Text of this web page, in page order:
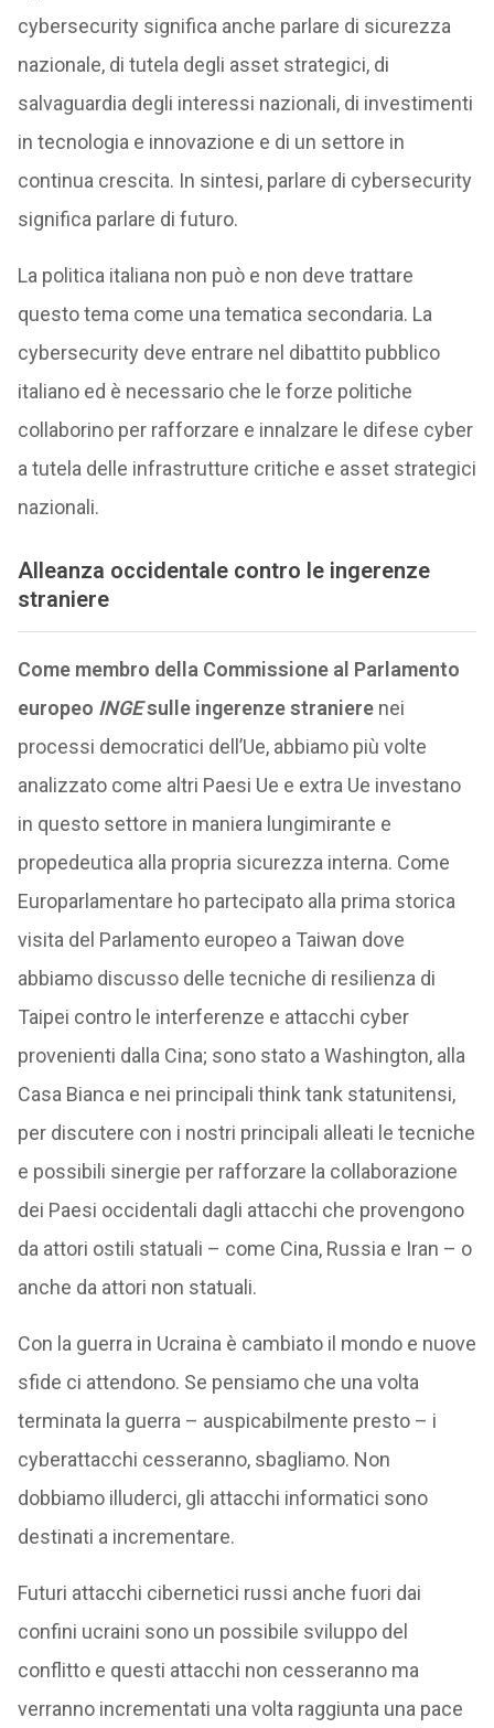
cybersecurity significa anche parlare di sicurezza
nazionale, di tutela degli asset strategici, di
salvaguardia degli interessi nazionali, di investimenti
in tecnologia e innovazione e di un settore in
continua crescita. In sintesi, parlare di cybersecurity
significa parlare di futuro.
La politica italiana non può e non deve trattare
questo tema come una tematica secondaria. La
cybersecurity deve entrare nel dibattito pubblico
italiano ed è necessario che le forze politiche
collaborino per rafforzare e innalzare le difese cyber
a tutela delle infrastrutture critiche e asset strategici
nazionali.
Alleanza occidentale contro le ingerenze
straniere
Come membro della Commissione al Parlamento
europeo INGEsulle ingerenze stranierenei
processi democratici dell’Ue, abbiamo più volte
analizzato come altri Paesi Ue e extra Ue investano
in questo settore in maniera lungimirante e
propedeutica alla propria sicurezza interna. Come
Europarlamentare ho partecipato alla prima storica
visita del Parlamento europeo a Taiwan dove
abbiamo discusso delle tecniche di resilienza di
Taipei contro le interferenze e attacchi cyber
provenienti dalla Cina; sono stato a Washington, alla
Casa Bianca e nei principali think tank statunitensi,
per discutere con i nostri principali alleati le tecniche
e possibili sinergie per rafforzare la collaborazione
dei Paesi occidentali dagli attacchi che provengono
da attori ostili statuali – come Cina, Russia e Iran – o
anche da attori non statuali.
Con la guerra in Ucraina è cambiato il mondo e nuove
sfide ci attendono. Se pensiamo che una volta
terminata la guerra – auspicabilmente presto – i
cyberattacchi cesseranno, sbagliamo. Non
dobbiamo illuderci, gli attacchi informatici sono
destinati a incrementare.
Futuri attacchi cibernetici russi anche fuori dai
confini ucraini sono un possibile sviluppo del
conflitto e questi attacchi non cesseranno ma
verranno incrementati una volta raggiunta una pace